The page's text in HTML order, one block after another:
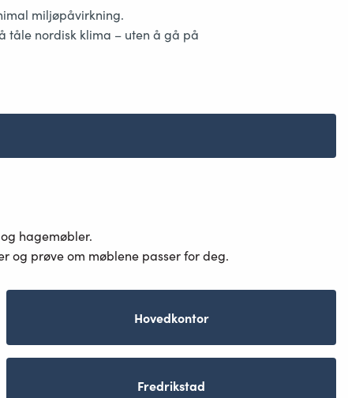
miljøpåvirkning.
tåle nordisk klima – uten å gå på
hagemøbler.
og prøve om møblene passer for deg.
Hovedkontor
Fredrikstad